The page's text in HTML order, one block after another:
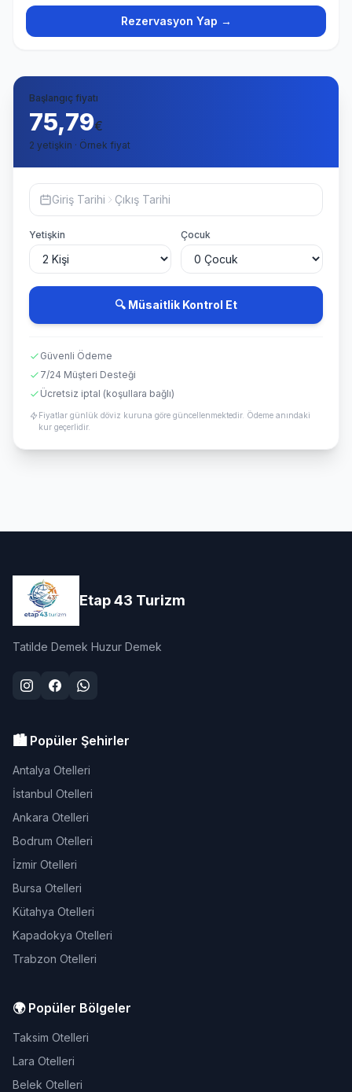
Rezervasyon Yap →
Başlangıç fiyatı
75,79€
2 yetişkin · Örnek fiyat
Giriş Tarihi Çıkış Tarihi
Yetişkin Çocuk
🔍 Müsaitlik Kontrol Et
Güvenli Ödeme
7/24 Müşteri Desteği
Ücretsiz iptal (koşullara bağlı)
Fiyatlar günlük döviz kuruna göre güncellenmektedir. Ödeme anındaki
kur geçerlidir.
Etap 43 Turizm
Tatilde Demek Huzur Demek
🏙️ Popüler Şehirler
Antalya Otelleri
İstanbul Otelleri
Ankara Otelleri
Bodrum Otelleri
İzmir Otelleri
Bursa Otelleri
Kütahya Otelleri
Kapadokya Otelleri
Trabzon Otelleri
🌍 Popüler Bölgeler
Taksim Otelleri
Lara Otelleri
Belek Otelleri